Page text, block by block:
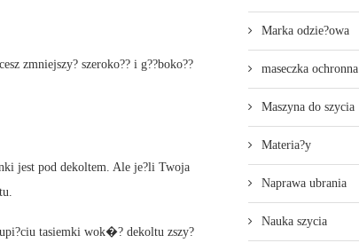
zmniejszy? szeroko?? i g??boko??
jest pod dekoltem. Ale je?li Twoja
tasiemki wok�? dekoltu zszy?
Marka odzie?owa
maseczka ochronna
Maszyna do szycia
Materia?y
Naprawa ubrania
Nauka szycia